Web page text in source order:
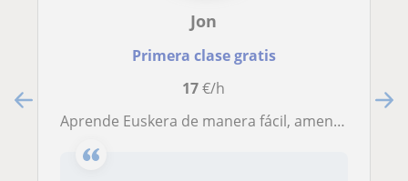
Jon
Primera clase gratis
17€/h
Aprende Euskera de manera fácil, amena, y con gran efectividad. Cuéntame cuales son tus objetivos, empecemos!